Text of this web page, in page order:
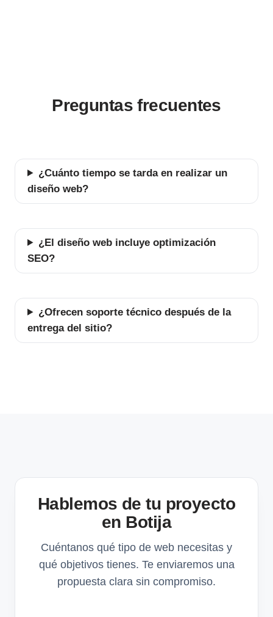
Preguntas frecuentes
¿Cuánto tiempo se tarda en realizar un
diseño web?
¿El diseño web incluye optimización
SEO?
¿Ofrecen soporte técnico después de la
entrega del sitio?
Hablemos de tu proyecto
en Botija
Cuéntanos qué tipo de web necesitas y
qué objetivos tienes. Te enviaremos una
propuesta clara sin compromiso.